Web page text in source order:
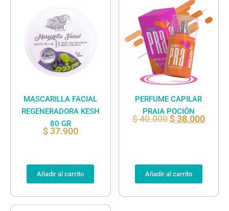
MASCARILLA FACIAL
REGENERADORA KESH
80 GR
$37.900
Añadir al carrito
PERFUME CAPILAR
PRAIA POCIÓN
$40.000 $38.000
Añadir al carrito